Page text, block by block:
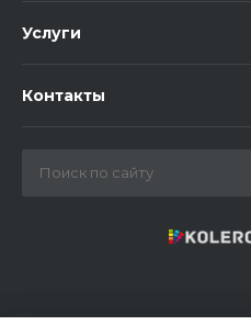
Услуги
Контакты